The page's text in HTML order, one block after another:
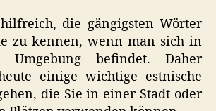
die gängigsten Wörter
zu kennen, wenn man sich in
Umgebung befindet. Daher
einige wichtige estnische
die Sie in einer Stadt oder